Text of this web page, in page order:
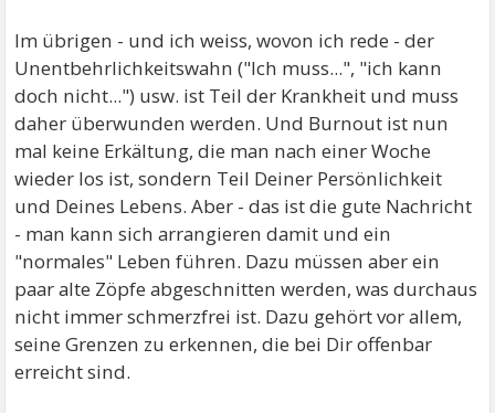
Im übrigen - und ich weiss, wovon ich rede - der
Unentbehrlichkeitswahn ("Ich muss...", "ich kann
doch nicht...") usw. ist Teil der Krankheit und muss
daher überwunden werden. Und Burnout ist nun
mal keine Erkältung, die man nach einer Woche
wieder los ist, sondern Teil Deiner Persönlichkeit
und Deines Lebens. Aber - das ist die gute Nachricht
- man kann sich arrangieren damit und ein
"normales" Leben führen. Dazu müssen aber ein
paar alte Zöpfe abgeschnitten werden, was durchaus
nicht immer schmerzfrei ist. Dazu gehört vor allem,
seine Grenzen zu erkennen, die bei Dir offenbar
erreicht sind.